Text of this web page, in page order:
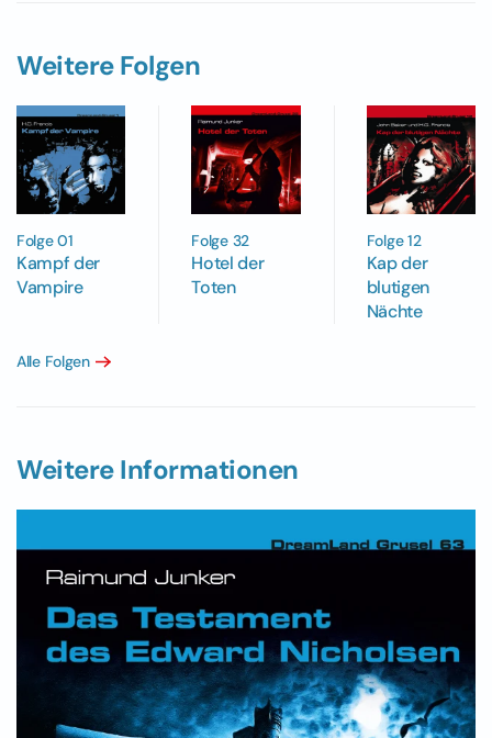
Weitere Folgen
Folge 01
Kampf der
Vampire
Folge 32
Hotel der
Toten
Folge 12
Kap der
blutigen
Nächte
Alle Folgen
Weitere Informationen